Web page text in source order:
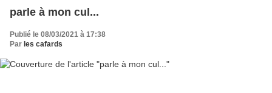
parle à mon cul...
Publié le 08/03/2021 à 17:38
Par les cafards